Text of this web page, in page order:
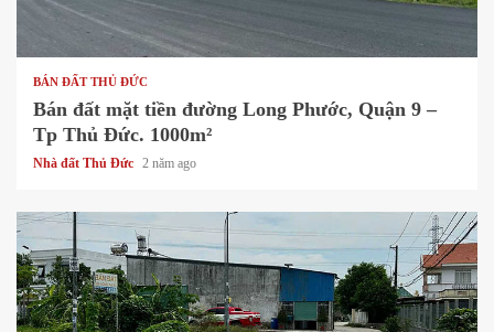
1 min read
BÁN ĐẤT THỦ ĐỨC
Bán đất mặt tiền đường Long Phước, Quận 9 –
Tp Thủ Đức. 1000m²
Nhà đất Thủ Đức 2 năm ago